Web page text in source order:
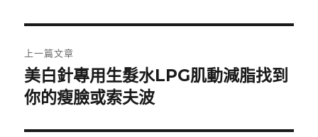
章
導
覽
上一篇文章
上
一
文
美白針專用生髮水LPG肌動減脂找到
你的瘦臉或索夫波